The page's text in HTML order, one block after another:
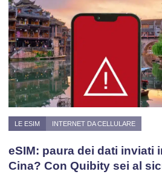
LE ESIM INTERNET DA CELLULARE
eSIM: paura dei dati inviati
Cina? Con Quibity sei al